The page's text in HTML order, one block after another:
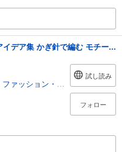
デア集 かぎ針で編む モチー...
ファッション・美容
試し読み
フォロー